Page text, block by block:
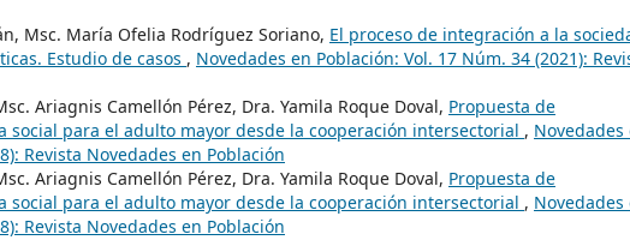
Msc. María Ofelia Rodríguez Soriano, El proceso de integración a la
Estudio de casos , Novedades en Población: Vol. 17 Núm. 34 (2021):
Ariagnis Camellón Pérez, Dra. Yamila Roque Doval, Propuesta de
social para el adulto mayor desde la cooperación intersectorial , Novedades
Revista Novedades en Población
Ariagnis Camellón Pérez, Dra. Yamila Roque Doval, Propuesta de
social para el adulto mayor desde la cooperación intersectorial , Novedades
Revista Novedades en Población